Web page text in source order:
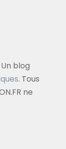
blog
. Tous
ne